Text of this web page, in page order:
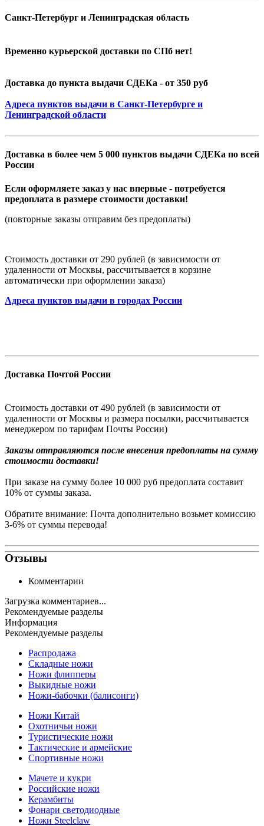
Санкт-Петербург и Ленинградская область
Временно курьерской доставки по СПб нет!
Доставка до пункта выдачи СДЕКа - от 350 руб
Адреса пунктов выдачи в Санкт-Петербурге и
Ленинградской области
Доставка в более чем 5 000 пунктов выдачи СДЕКа по всей
России
Если оформляете заказ у нас впервые - потребуется
предоплата в размере стоимости доставки!
(повторные заказы отправим без предоплаты)
Стоимость доставки от 290 рублей (в зависимости от
удаленности от Москвы, рассчитывается в корзине
автоматически при оформлении заказа)
Адреса пунктов выдачи в городах России
Доставка Почтой России
Стоимость доставки от 490 рублей (в зависимости от
удаленности от Москвы и размера посылки, рассчитывается
менеджером по тарифам Почты России)
Заказы отправляются после внесения предоплаты на сумму
стоимости доставки!
При заказе на сумму более 10 000 руб предоплата составит
10% от суммы заказа.
Обратите внимание: Почта дополнительно возьмет комиссию
3-6% от суммы перевода!
Отзывы
Комментарии
Загрузка комментариев...
Рекомендуемые разделы
Информация
Рекомендуемые разделы
Распродажа
Складные ножи
Ножи флипперы
Выкидные ножи
Ножи-бабочки (балисонги)
Ножи Китай
Охотничьи ножи
Туристические ножи
Тактические и армейские
Спортивные ножи
Мачете и кукри
Российские ножи
Керамбиты
Фонари светодиодные
Ножи Steelclaw